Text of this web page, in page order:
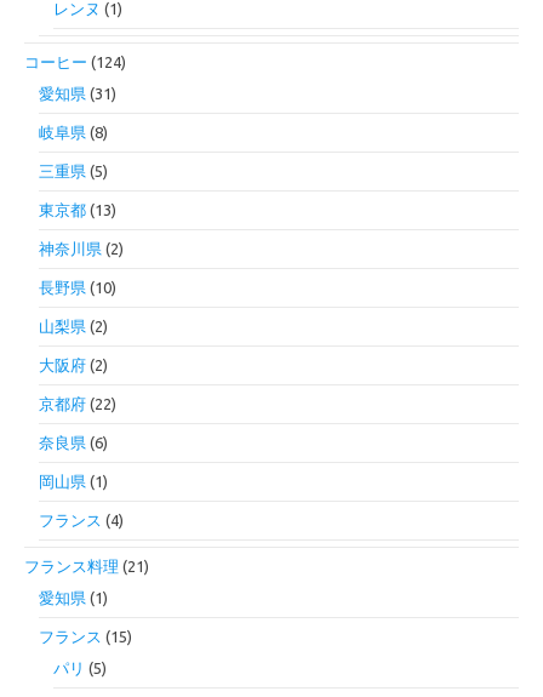
レンヌ (1)
コーヒー (124)
愛知県 (31)
岐阜県 (8)
三重県 (5)
東京都 (13)
神奈川県 (2)
長野県 (10)
山梨県 (2)
大阪府 (2)
京都府 (22)
奈良県 (6)
岡山県 (1)
フランス (4)
フランス料理 (21)
愛知県 (1)
フランス (15)
パリ (5)